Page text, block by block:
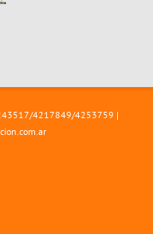
4217849/4253759 |